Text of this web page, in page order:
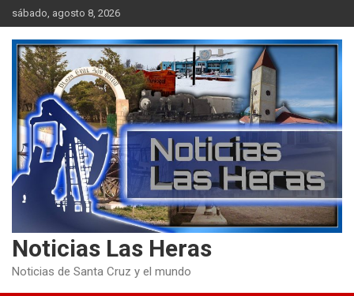
Skip
to
content
sábado, agosto 8, 2026
Noticias Las Heras
Noticias de Santa Cruz y el mundo